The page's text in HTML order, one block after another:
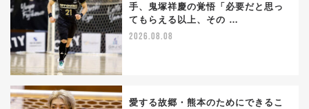
手、鬼塚祥慶の覚悟「必要だと思っ
てもらえる以上、その …
2026.08.08
愛する故郷・熊本のためにできるこ